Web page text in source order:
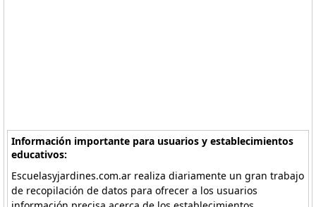
Información importante para usuarios y establecimientos
educativos:
Escuelasyjardines.com.ar realiza diariamente un gran trabajo
de recopilación de datos para ofrecer a los usuarios